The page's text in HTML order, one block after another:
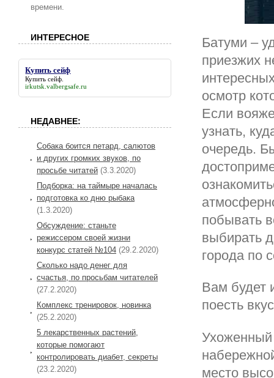
Батуми –
приезжих
осмотр
Если
узнать,
очередь.
побывать
выбирать
города по
Вам будет
поесть
Ухоженный
место
времени.
ИНТЕРЕСНОЕ
Купить сейф
Купить сейф
irkutsk.valbergsafe.ru
НЕДАВНЕЕ:
Собака боится петард, салютов
и других громких звуков, по
просьбе читатей (3.3.2020)
Подборка: на таймыре началась
подготовка ко дню рыбака
(1.3.2020)
Обсуждение: станьте
режиссером своей жизни
конкурс статей №104 (29.2.2020)
Сколько надо денег для
счастья, по просьбам читателей
(27.2.2020)
Комплекс тренировок, новинка
(25.2.2020)
5 лекарственных растений,
которые помогают
контролировать диабет, секреты
(23.2.2020)